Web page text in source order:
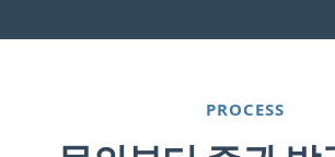
PROCESS